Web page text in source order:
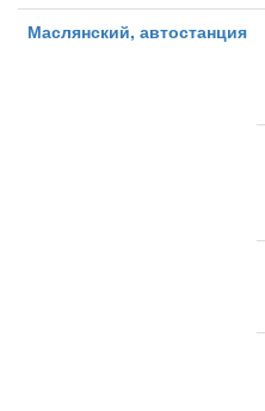
Маслянский, автостанция